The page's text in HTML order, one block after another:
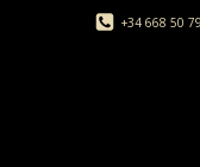
+34 668 50